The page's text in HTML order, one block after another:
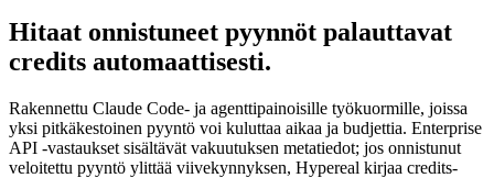
Hitaat onnistuneet pyynnöt palauttavat
credits automaattisesti.
Rakennettu Claude Code- ja agenttipainoisille työkuormille, joissa
yksi pitkäkestoinen pyyntö voi kuluttaa aikaa ja budjettia. Enterprise
API -vastaukset sisältävät vakuutuksen metatiedot; jos onnistunut
veloitettu pyyntö ylittää viivekynnyksen, Hypereal kirjaa credits-